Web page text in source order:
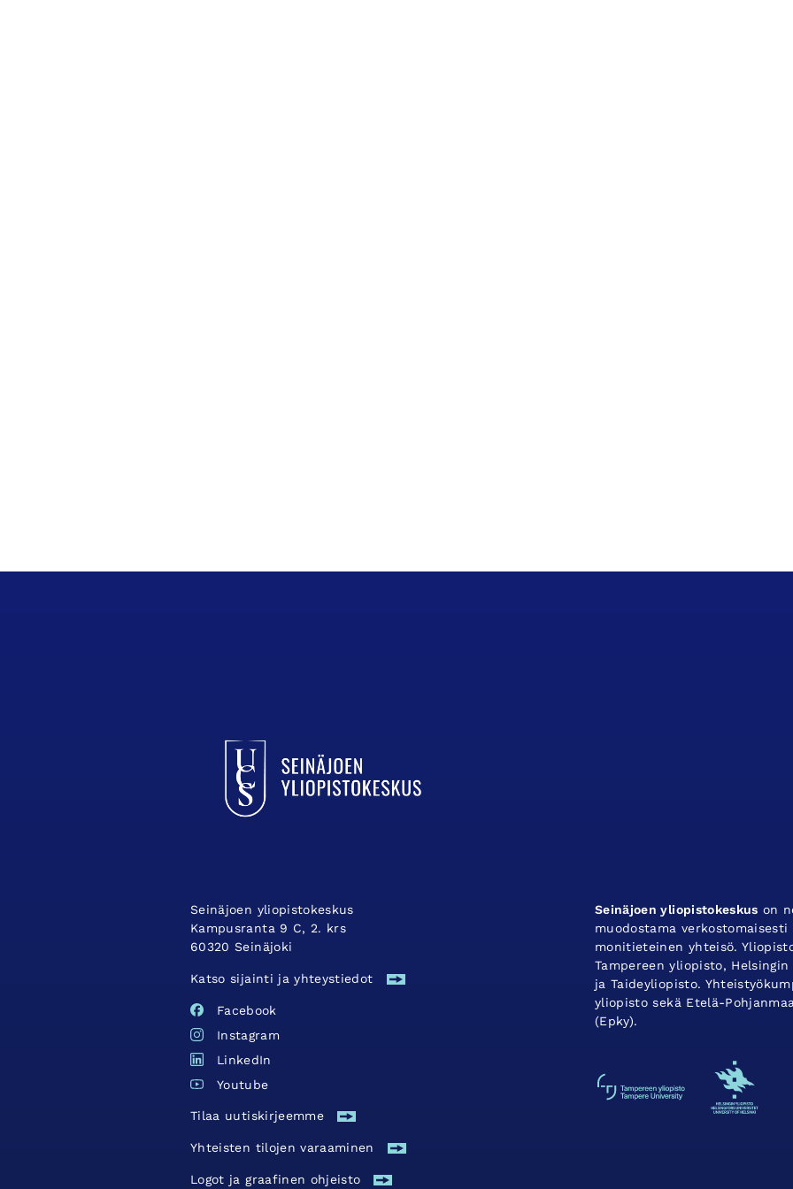
Seinäjoen yliopistokeskus
Kampusranta 9 C, 2. krs
60320 Seinäjoki
Katso sijainti ja yhteystiedot
Facebook
Instagram
LinkedIn
Youtube
Tilaa uutiskirjeemme
Yhteisten tilojen varaaminen
Logot ja graafinen ohjeisto
Seinäjoen yliopistokeskus on
muodostama
monitieteinen yhteisö.
Tampereen yliopisto,
ja Taideyliopisto.
yliopisto sekä Etelä-
(Epky).